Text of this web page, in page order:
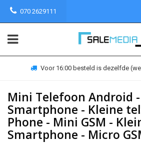
070 2629111
Voor 16:00 besteld is dezelfde
Mini Telefoon Android
Smartphone - Kleine
Phone - Mini GSM -
Smartphone - Micro